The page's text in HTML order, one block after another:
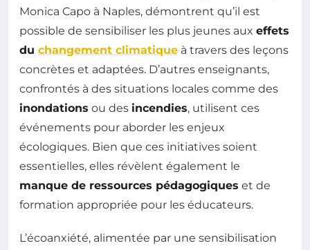
Monica Capo à Naples, démontrent qu’il est
possible de sensibiliser les plus jeunes aux effets
du changement climatique à travers des leçons
concrètes et adaptées. D’autres enseignants,
confrontés à des situations locales comme des
inondations ou des incendies, utilisent ces
événements pour aborder les enjeux
écologiques. Bien que ces initiatives soient
essentielles, elles révèlent également le
manque de ressources pédagogiques et de
formation appropriée pour les éducateurs.
L’écoanxiété, alimentée par une sensibilisation